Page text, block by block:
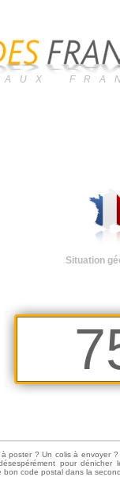
Situation
poster ? Un colis à envoyer
pour
bon code postal dans la